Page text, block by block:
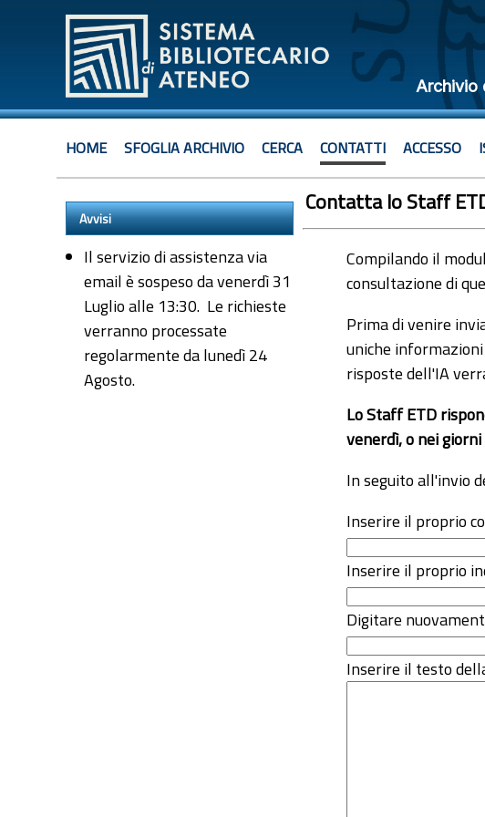
Archivio
HOME SFOGLIA ARCHIVIO CERCA CONTATTI ACCESSO
Avvisi
Il servizio di assistenza via
email è sospeso da venerdì 31
Luglio alle 13:30. Le richieste
verranno processate
regolarmente da lunedì 24
Agosto.
Contatta lo Staff
Compilando il
consultazione di
Prima di venire
uniche
risposte dell'IA
Lo Staff ETD
venerdì, o nei
In seguito all'invio
Inserire il proprio
Inserire il proprio
Digitare
Inserire il testo